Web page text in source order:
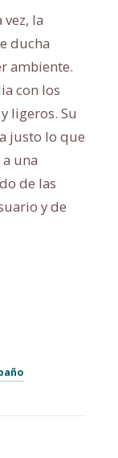
la
ducha
ambiente.
con los
ligeros. Su
justo lo que
una
de las
y de